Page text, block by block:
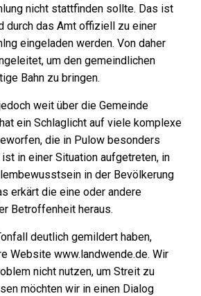
nicht stattfinden sollte. Das ist
durch das Amt offiziell zu einer
eingeladen werden. Von daher
um den gemeindlichen
Bahn zu bringen.
weit über die Gemeinde
ein Schlaglicht auf viele komplexe
die in Pulow besonders
in einer Situation aufgetreten, in
in der Bevölkerung
erkärt die eine oder andere
Betroffenheit heraus.
deutlich gemildert haben,
Website www.landwende.de. Wir
nicht nutzen, um Streit zu
möchten wir in einen Dialog